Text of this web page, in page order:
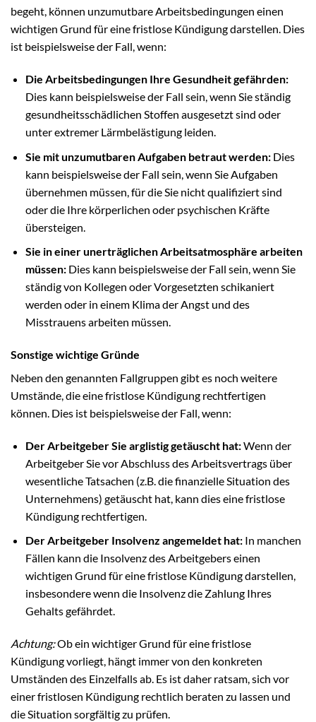
begeht, können unzumutbare Arbeitsbedingungen einen
wichtigen Grund für eine fristlose Kündigung darstellen. Dies
ist beispielsweise der Fall, wenn:
Die Arbeitsbedingungen Ihre Gesundheit gefährden:
Dies kann beispielsweise der Fall sein, wenn Sie ständig
gesundheitsschädlichen Stoffen ausgesetzt sind oder
unter extremer Lärmbelästigung leiden.
Sie mit unzumutbaren Aufgaben betraut werden:Dies
kann beispielsweise der Fall sein, wenn Sie Aufgaben
übernehmen müssen, für die Sie nicht qualifiziert sind
oder die Ihre körperlichen oder psychischen Kräfte
übersteigen.
Sie in einer unerträglichen Arbeitsatmosphäre arbeiten
müssen:Dies kann beispielsweise der Fall sein, wenn Sie
ständig von Kollegen oder Vorgesetzten schikaniert
werden oder in einem Klima der Angst und des
Misstrauens arbeiten müssen.
Sonstige wichtige Gründe
Neben den genannten Fallgruppen gibt es noch weitere
Umstände, die eine fristlose Kündigung rechtfertigen
können. Dies ist beispielsweise der Fall, wenn:
Der Arbeitgeber Sie arglistig getäuscht hat:Wenn der
Arbeitgeber Sie vor Abschluss des Arbeitsvertrags über
wesentliche Tatsachen (z.B. die finanzielle Situation des
Unternehmens) getäuscht hat, kann dies eine fristlose
Kündigung rechtfertigen.
Der Arbeitgeber Insolvenz angemeldet hat:In manchen
Fällen kann die Insolvenz des Arbeitgebers einen
wichtigen Grund für eine fristlose Kündigung darstellen,
insbesondere wenn die Insolvenz die Zahlung Ihres
Gehalts gefährdet.
Achtung:Ob ein wichtiger Grund für eine fristlose
Kündigung vorliegt, hängt immer von den konkreten
Umständen des Einzelfalls ab. Es ist daher ratsam, sich vor
einer fristlosen Kündigung rechtlich beraten zu lassen und
die Situation sorgfältig zu prüfen.